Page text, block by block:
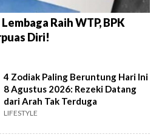
Raih WTP, BPK
Diri!
4 Zodiak Paling Beruntung Hari Ini
8 Agustus 2026: Rezeki Datang
dari Arah Tak Terduga
LIFESTYLE